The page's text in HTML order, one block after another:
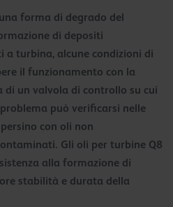
forma di degrado del
di depositi
a turbina, alcune condizioni di
il funzionamento con la
di un valvola di controllo su cui
può verificarsi nelle
con oli non
Gli oli per turbine Q8
alla formazione di
stabilità e durata della